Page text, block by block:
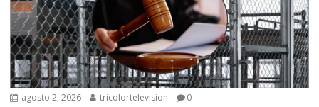
agosto 2, 2026 tricolortelevision 0